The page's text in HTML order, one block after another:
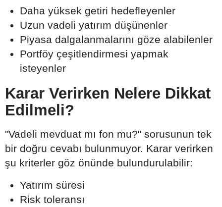
Daha yüksek getiri hedefleyenler
Uzun vadeli yatırım düşünenler
Piyasa dalgalanmalarını göze alabilenler
Portföy çeşitlendirmesi yapmak
isteyenler
Karar Verirken Nelere Dikkat
Edilmeli?
"Vadeli mevduat mı fon mu?" sorusunun tek
bir doğru cevabı bulunmuyor. Karar verirken
şu kriterler göz önünde bulundurulabilir:
Yatırım süresi
Risk toleransı